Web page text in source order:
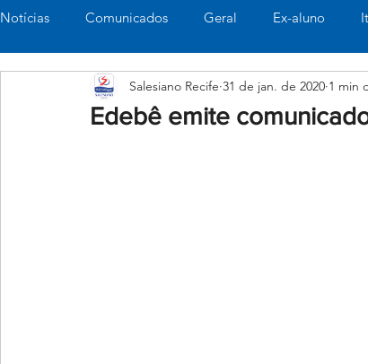
Notícias Comunicados Geral Ex-aluno
Fundamental II Ensino Médio Pastoral
Edebê emite
Salesiano Recife 31 de jan. de 2020 1 min